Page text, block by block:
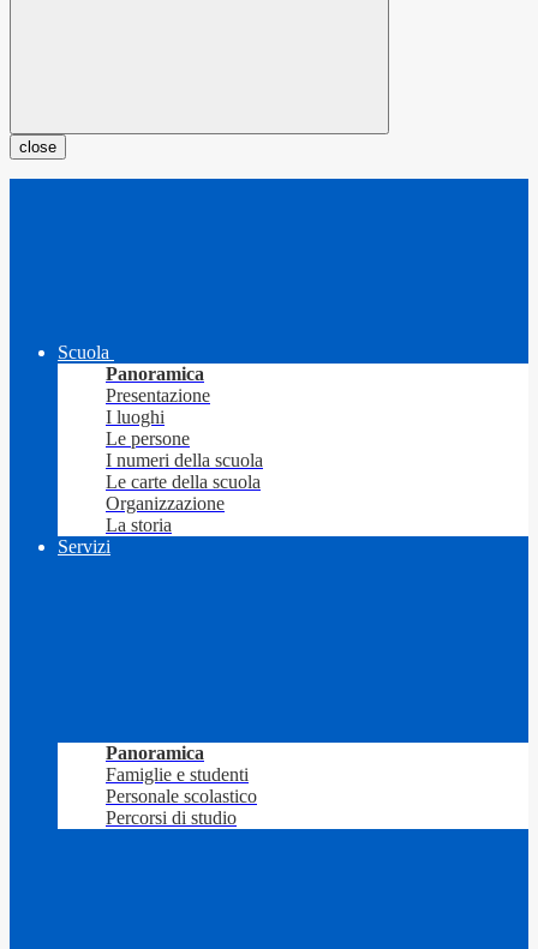
close
Scuola
Panoramica
Presentazione
I luoghi
Le persone
I numeri della scuola
Le carte della scuola
Organizzazione
La storia
Servizi
Panoramica
Famiglie e studenti
Personale scolastico
Percorsi di studio